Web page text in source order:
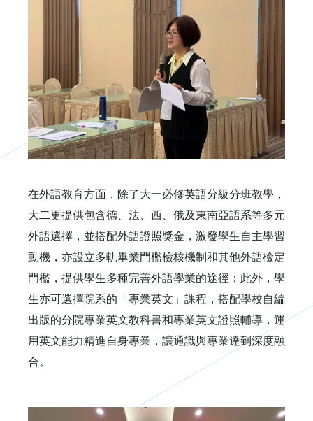
在外語教育方面，除了大一必修英語分級分班教學，
大二更提供包含德、法、西、俄及東南亞語系等多元
外語選擇，並搭配外語證照獎金，激發學生自主學習
動機，亦設立多軌畢業門檻檢核機制和其他外語檢定
門檻，提供學生多種完善外語學業的途徑；此外，學
生亦可選擇院系的「專業英文」課程，搭配學校自編
出版的分院專業英文教科書和專業英文證照輔導，運
用英文能力精進自身專業，讓通識與專業達到深度融
合。